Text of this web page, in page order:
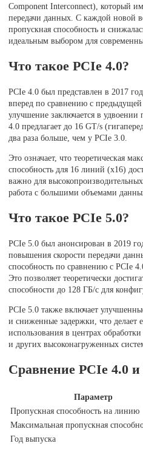
Component Interconnect), который
передачи данных. С каждой новой
пропускная способность и
идеальным выбором для
Что такое PCIe 4.0?
PCIe 4.0 был представлен в 2017
вперед по сравнению с
улучшение заключается в
4.0 предлагает до 16 GT/s
два раза больше, чем у PCIe 3.0.
Это означает, что теоретическая
способность для 16 линий (x16)
важно для
работа с большими объемами
Что такое PCIe 5.0?
PCIe 5.0 был анонсирован в 2019
повышения скорости передачи
способность по сравнению с PCIe
Это позволяет теоретически
способности до 128 ГБ/с для
PCIe 5.0 также включает
и сниженные задержки, что делает
использования в центрах
и других высоконагруженных
Сравнение PCIe 4.0 и
Параметр
Пропускная способность на линию
Максимальная пропускная
Год выпуска